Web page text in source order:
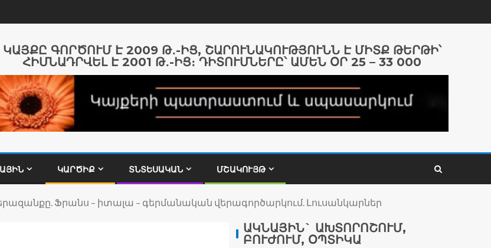
ԿԱՅՔԸ ԳՈՐԾՈՒՄ Է 2009 Թ․-ԻՑ, ՇԱՐՈՒՆԱԿՈՒԹՅՈՒՆՆ Է ՄԻՏՔ ԹԵՐԹԻ՝
ՀԻՄՆԱԴՐՎԵԼ Է 2001 Թ․-ԻՑ։ ԴԻՏՈՒՄՆԵՐԸ՝ ԱՄԵՆ ՕՐ 25 – 33 000
ԿԱՐԾԻՔ ՏՆՏԵՍԱԿԱՆ ՄՇԱԿՈՒՅԹ
Ֆրանս – իտալա – գերմանական վերագործարկում. Լուսանկարներ
ԱԿՆԱՅԻՆ` ԱԽՏՈՐՈՇՈՒՄ,
ԲՈՒԺՈՒՄ, ՕՊՏԻԿԱ